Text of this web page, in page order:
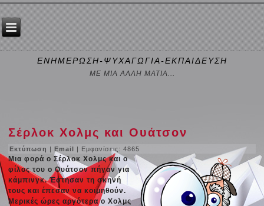
ΕΝΗΜΕΡΩΣΗ-ΨΥΧΑΓΩΓΙΑ-ΕΚΠΑΙΔΕΥΣΗ
ΜΕ ΜΙΑ ΑΛΛΗ ΜΑΤΙΑ...
Σέρλοκ Χολμς και Ουάτσον
Εκτύπωση |Email | Εμφανίσεις: 4865
Μια φορά ο Σέρλοκ Χολμς και ο
φίλος του ο Ουάτσον πήγαν για
κάμπινγκ. Έστησαν τη σκηνή
τους και έπεσαν να κοιμηθούν.
Μερικές ώρες αργότερα ο Χολμς